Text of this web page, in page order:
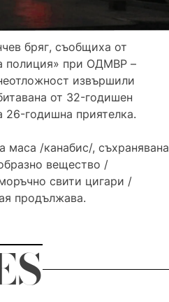
бряг, съобщиха от
полиция» при ОДМВР –
извършили
от 32-годишен
26-годишна приятелка.
маса /канабис/, съхранявана
вещество /
свити цигари /
продължава.